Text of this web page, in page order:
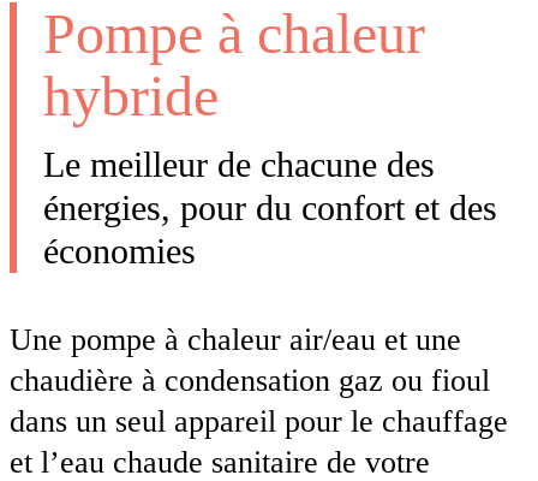
Pompe à chaleur
hybride
Le meilleur de chacune des
énergies, pour du confort et des
économies
Une pompe à chaleur air/eau et une
chaudière à condensation gaz ou fioul
dans un seul appareil pour le chauffage
et l’eau chaude sanitaire de votre